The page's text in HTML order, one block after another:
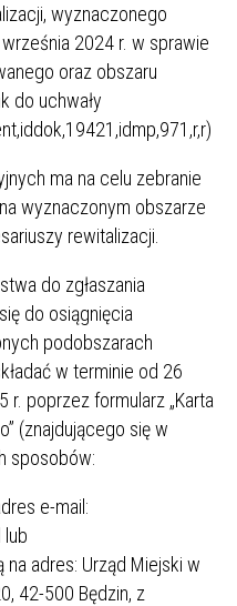
wyznaczonego
2024 r. w sprawie
oraz obszaru
do uchwały
ma na celu zebranie
wyznaczonym obszarze
rewitalizacji.
do zgłaszania
do osiągnięcia
podobszarach
w terminie od 26
poprzez formularz „Karta
(znajdującego się w
sposobów:
e-mail:
lub
adres: Urząd Miejski w
42-500 Będzin, z